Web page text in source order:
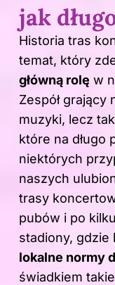
jak
Historia tras
temat, który
główną rolę w
Zespół grający
muzyki, lecz
które na długo
niektórych
naszych
trasy
pubów i po
stadiony, gdzie
lokalne normy
świadkiem